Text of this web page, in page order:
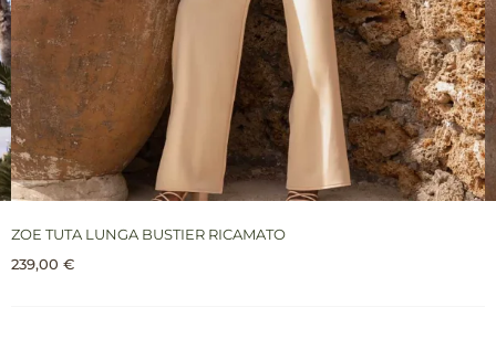
ZOE TUTA LUNGA BUSTIER RICAMATO
239,00 €